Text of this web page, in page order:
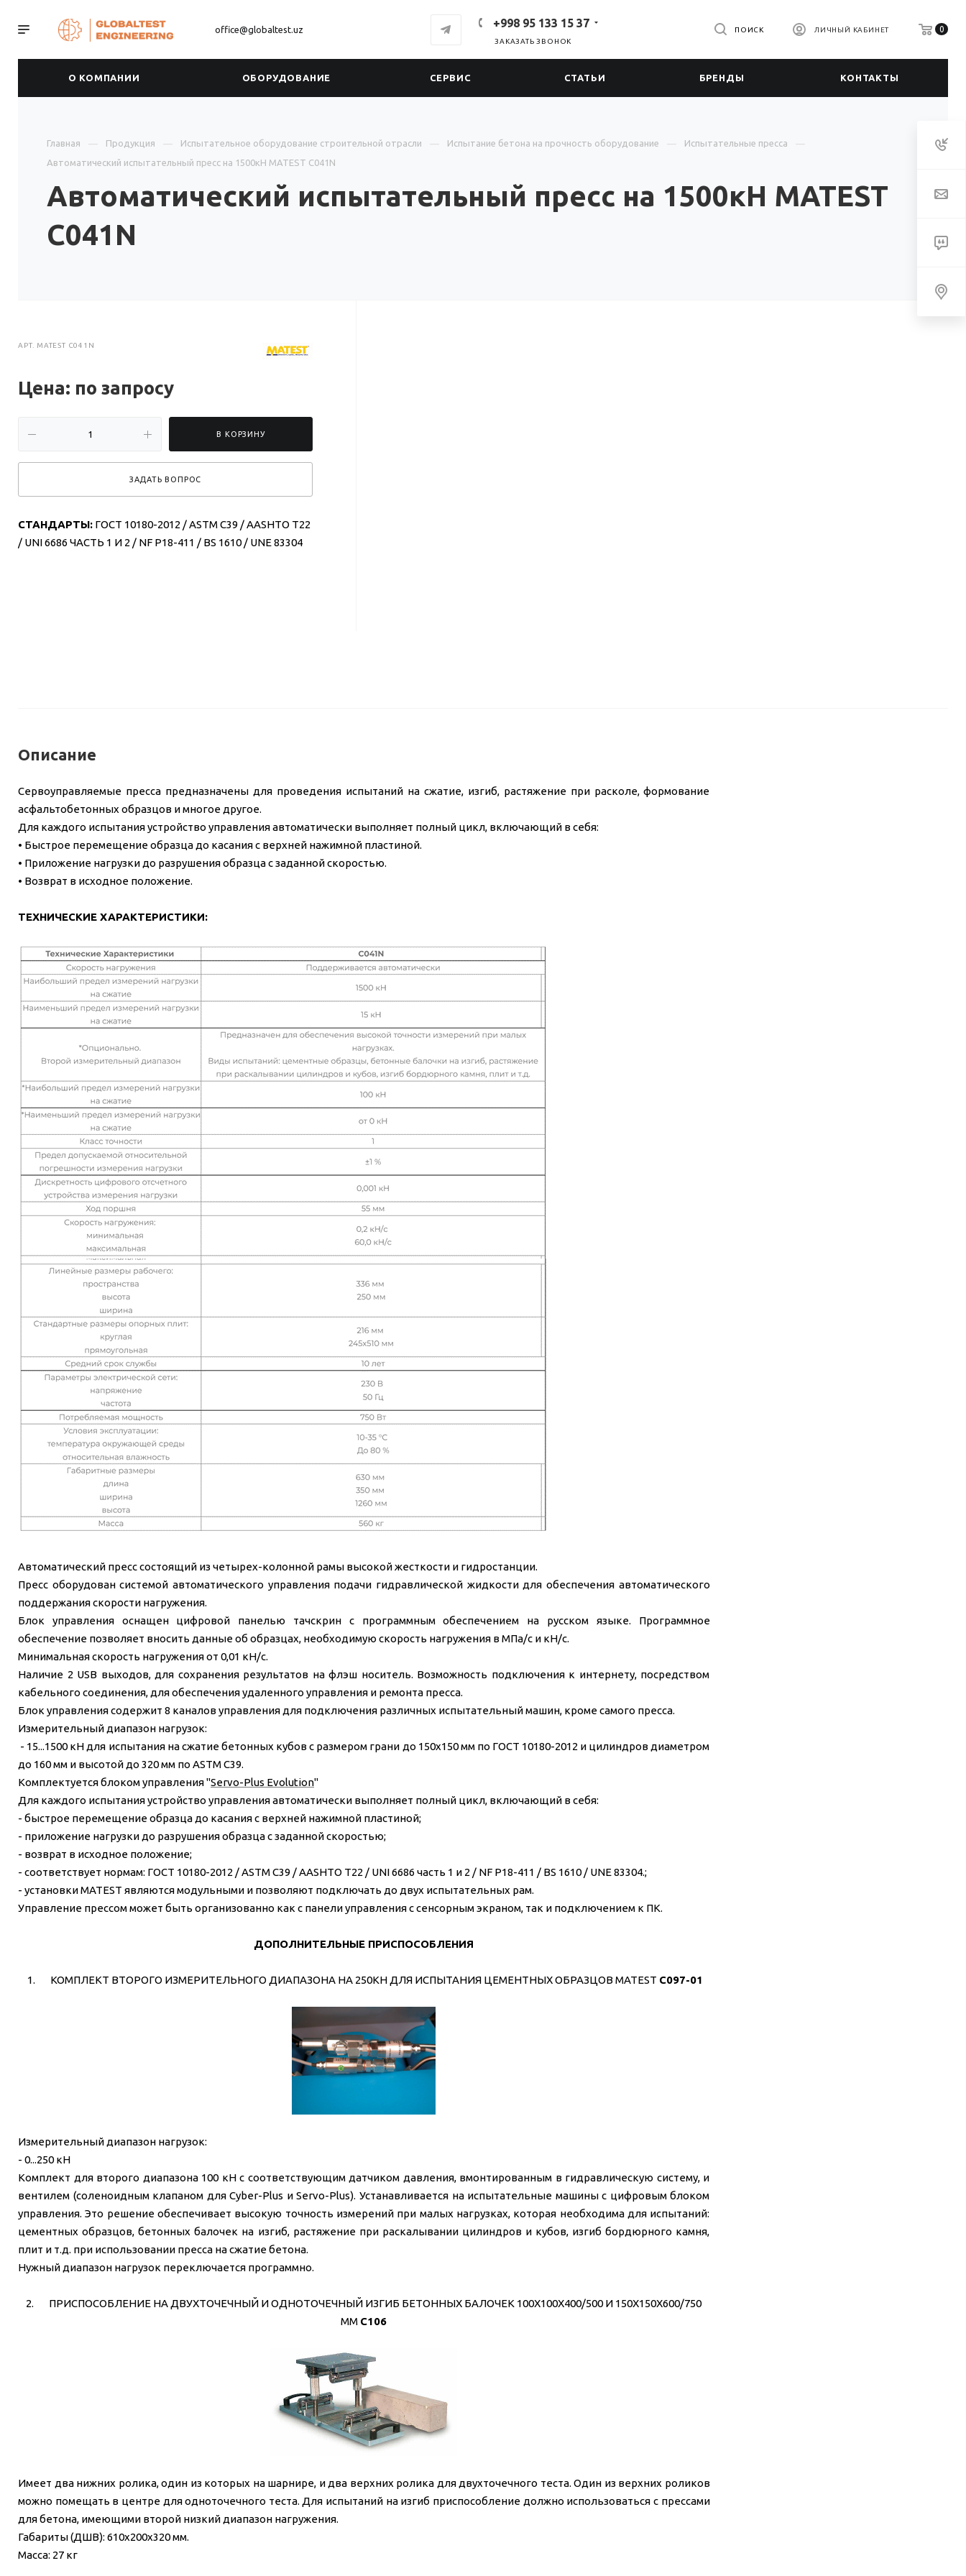
office@globaltest.uz +998 95 133 15 37
ЗАКАЗАТЬ ЗВОНОК
0
ЛИЧНЫЙ КАБИНЕТ
ПОИСК
О КОМПАНИИ ОБОРУДОВАНИЕ СЕРВИС СТАТЬИ БРЕНДЫ КОНТАКТЫ
Главная Продукция Испытательное оборудование строительной отрасли Испытание бетона на прочность оборудование
Испытательные пресса
Автоматический испытательный пресс на 1500кН MATEST C041N
Автоматический испытательный пресс на 1500кН MATEST
C041N
АРТ. MATEST C041N
Цена: по запросу
В КОРЗИНУ
ЗАДАТЬ ВОПРОС
СТАНДАРТЫ: ГОСТ 10180-2012 / ASTM C39 / AASHTO T22
/ UNI 6686 ЧАСТЬ 1 И 2 / NF P18-411 / BS 1610 / UNE 83304
Описание
Сервоуправляемые пресса предназначены для проведения испытаний на сжатие, изгиб, растяжение при расколе, формование
асфальтобетонных образцов и многое другое.
Для каждого испытания устройство управления автоматически выполняет полный цикл, включающий в себя:
• Быстрое перемещение образца до касания с верхней нажимной пластиной.
• Приложение нагрузки до разрушения образца с заданной скоростью.
• Возврат в исходное положение.
ТЕХНИЧЕСКИЕ ХАРАКТЕРИСТИКИ:
Автоматический пресс состоящий из четырех-колонной рамы высокой жесткости и гидростанции.
Пресс оборудован системой автоматического управления подачи гидравлической жидкости для обеспечения автоматического
поддержания скорости нагружения.
Блок управления оснащен цифровой панелью тачскрин с программным обеспечением на русском языке. Программное
обеспечение позволяет вносить данные об образцах, необходимую скорость нагружения в МПа/с и кН/с.
Минимальная скорость нагружения от 0,01 кН/с.
Наличие 2 USB выходов, для сохранения результатов на флэш носитель. Возможность подключения к интернету, посредством
кабельного соединения, для обеспечения удаленного управления и ремонта пресса.
Блок управления содержит 8 каналов управления для подключения различных испытательный машин, кроме самого пресса.
Измерительный диапазон нагрузок:
- 15...1500 кН для испытания на сжатие бетонных кубов с размером грани до 150х150 мм по ГОСТ 10180-2012 и цилиндров диаметром
до 160 мм и высотой до 320 мм по ASTM C39.
Комплектуется блоком управления "Servo-Plus Evolution"
Для каждого испытания устройство управления автоматически выполняет полный цикл, включающий в себя:
- быстрое перемещение образца до касания с верхней нажимной пластиной;
- приложение нагрузки до разрушения образца с заданной скоростью;
- возврат в исходное положение;
- соответствует нормам: ГОСТ 10180-2012 / ASTM C39 / AASHTO T22 / UNI 6686 часть 1 и 2 / NF P18-411 / BS 1610 / UNE 83304.;
- установки MATEST являются модульными и позволяют подключать до двух испытательных рам.
Управление прессом может быть организованно как с панели управления с сенсорным экраном, так и подключением к ПК.
ДОПОЛНИТЕЛЬНЫЕ ПРИСПОСОБЛЕНИЯ
1. КОМПЛЕКТ ВТОРОГО ИЗМЕРИТЕЛЬНОГО ДИАПАЗОНА НА 250КН ДЛЯ ИСПЫТАНИЯ ЦЕМЕНТНЫХ ОБРАЗЦОВ MATEST C097-01
Измерительный диапазон нагрузок:
- 0...250 кН
Комплект для второго диапазона 100 кН с соответствующим датчиком давления, вмонтированным в гидравлическую систему, и
вентилем (соленоидным клапаном для Cyber-Plus и Servo-Plus). Устанавливается на испытательные машины с цифровым блоком
управления. Это решение обеспечивает высокую точность измерений при малых нагрузках, которая необходима для испытаний:
цементных образцов, бетонных балочек на изгиб, растяжение при раскалывании цилиндров и кубов, изгиб бордюрного камня,
плит и т.д. при использовании пресса на сжатие бетона.
Нужный диапазон нагрузок переключается программно.
2. ПРИСПОСОБЛЕНИЕ НА ДВУХТОЧЕЧНЫЙ И ОДНОТОЧЕЧНЫЙ ИЗГИБ БЕТОННЫХ БАЛОЧЕК 100X100X400/500 И 150X150X600/750
ММ C106
Имеет два нижних ролика, один из которых на шарнире, и два верхних ролика для двухточечного теста. Один из верхних роликов
можно помещать в центре для одноточечного теста. Для испытаний на изгиб приспособление должно использоваться с прессами
для бетона, имеющими второй низкий диапазон нагружения.
Габариты (ДШВ): 610x200x320 мм.
Масса: 27 кг